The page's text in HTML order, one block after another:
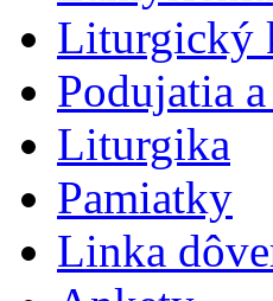
Liturgický
Podujatia
Liturgika
Pamiatky
Linka